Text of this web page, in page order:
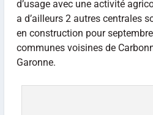
d’usage avec une activité
a d’ailleurs 2 autres centrales
en construction pour
communes voisines de
Garonne.